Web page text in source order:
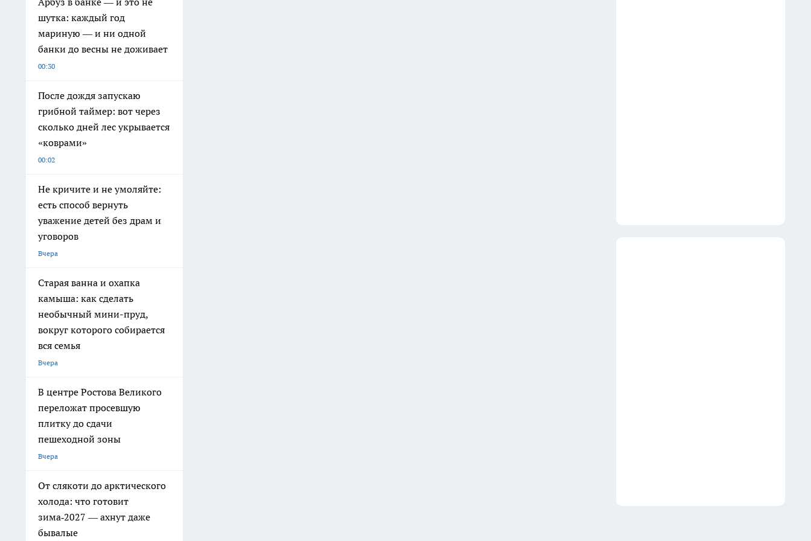
шутка: каждый год
мариную — и ни одной
банки до весны не доживает
00:30
После дождя запускаю
грибной таймер: вот через
сколько дней лес укрывается
«коврами»
00:02
Не кричите и не умоляйте:
есть способ вернуть
уважение детей без драм и
уговоров
Вчера
Старая ванна и охапка
камыша: как сделать
необычный мини-пруд,
вокруг которого собирается
вся семья
Вчера
В центре Ростова Великого
переложат просевшую
плитку до сдачи
пешеходной зоны
Вчера
От слякоти до арктического
холода: что готовит
зима‑2027 — ахнут даже
бывалые